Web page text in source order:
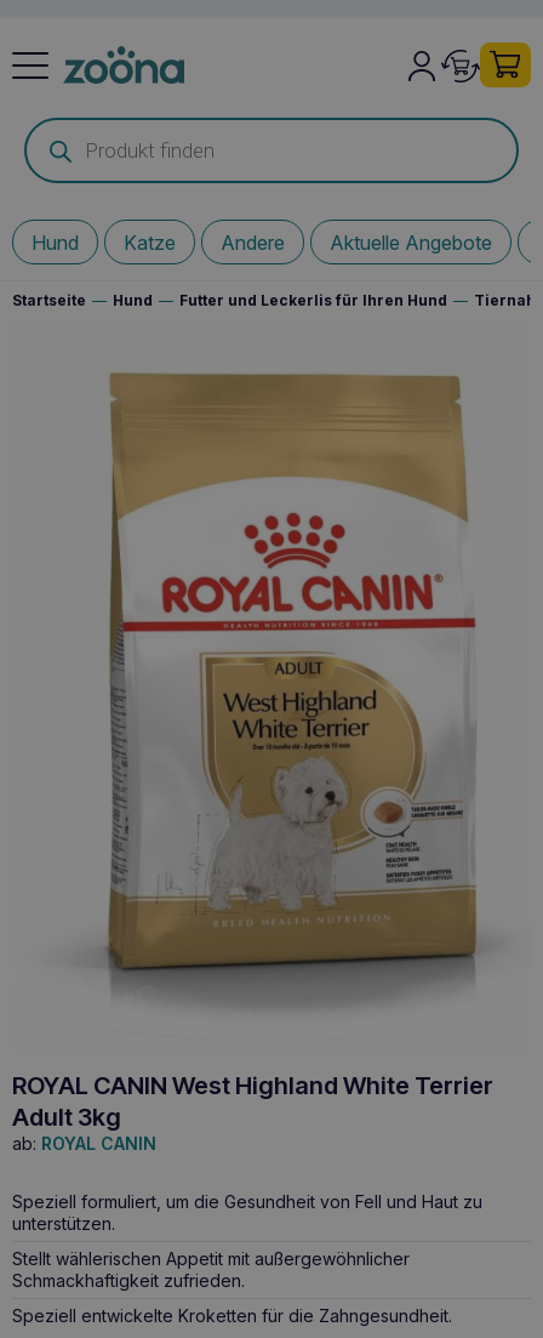
Products
search
Hund Katze Andere Aktuelle Angebote
Startseite — Hund — Futter und Leckerlis für Ihren Hund —
ROYAL CANIN West Highland White Terrier
Adult 3kg
ab: ROYAL CANIN
Speziell formuliert, um die Gesundheit von Fell und Haut zu
unterstützen.
Stellt wählerischen Appetit mit außergewöhnlicher
Schmackhaftigkeit zufrieden.
Speziell entwickelte Kroketten für die Zahngesundheit.